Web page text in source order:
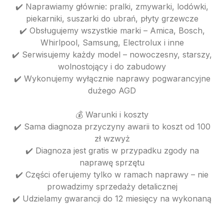
✔️ Naprawiamy głównie: pralki, zmywarki, lodówki,
piekarniki, suszarki do ubrań, płyty grzewcze
✔️ Obsługujemy wszystkie marki – Amica, Bosch,
Whirlpool, Samsung, Electrolux i inne
✔️ Serwisujemy każdy model – nowoczesny, starszy,
wolnostojący i do zabudowy
✔️ Wykonujemy wyłącznie naprawy pogwarancyjne
dużego AGD
💰 Warunki i koszty
✔️ Sama diagnoza przyczyny awarii to koszt od 100
zł wzwyż
✔️ Diagnoza jest gratis w przypadku zgody na
naprawę sprzętu
✔️ Części oferujemy tylko w ramach naprawy – nie
prowadzimy sprzedaży detalicznej
✔️ Udzielamy gwarancji do 12 miesięcy na wykonaną